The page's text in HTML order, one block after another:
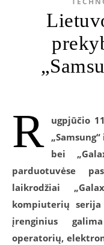
R
ugpjūčio
bei
parduotuvėse
laikrodžiai
kompiuterių serija
įrenginius
operatorių,